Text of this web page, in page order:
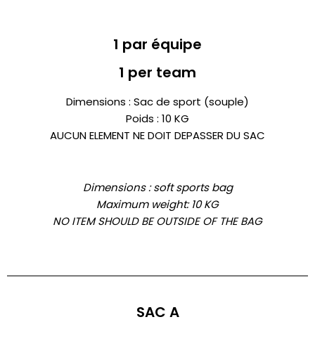
1 par équipe
1 per team
Dimensions : Sac de sport (souple)
Poids : 10 KG
AUCUN ELEMENT NE DOIT DEPASSER DU SAC
Dimensions :soft sports bag
Maximum weight: 10 KG
NO ITEM SHOULD BE OUTSIDE OF THE BAG
SAC A